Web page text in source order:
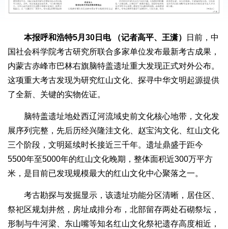
本报呼和浩特5月30日电 （记者高平、王潇）
日前，中
国社会科学院考古研究所联合多家单位发布最新考古成果，
内蒙古赤峰市巴林右旗脑特盖遗址重大发现正式对外公布。
这项重大考古发现为研究红山文化、探寻中华文明起源提供
了全新、关键的实物佐证。
脑特盖遗址地处西辽河流域史前文化核心地带，文化发
展序列完整，先后历经兴隆洼文化、赵宝沟文化、红山文化
三个阶段，文明延续时长接近三千年。遗址鼎盛于距今
5500年至5000年的红山文化晚期，整体面积近300万平方
米，是目前已发现规模最大的红山文化中心聚落之一。
考古勘探与发掘显示，该遗址功能分区清晰，居住区、
祭祀区规划井然，房址成排分布，北部留存两处石砌祭坛，
形制与牛河梁、东山嘴等知名红山文化祭祀遗存高度相近，